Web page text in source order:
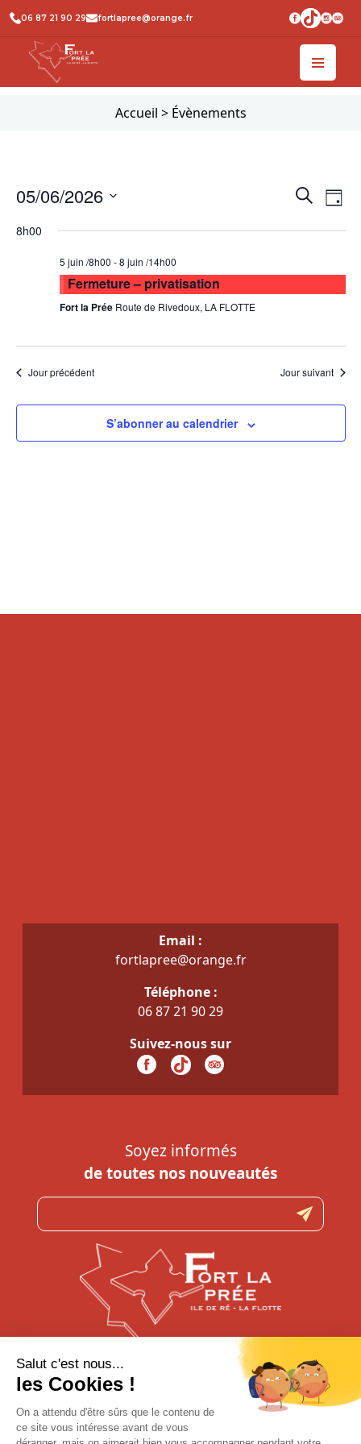
06 87 21 90 29 fortlapree@orange.fr
Accueil > Évènements
de
vues
Recherche
Jour
05/06/2026
une
8h00
5 juin /8h00 -8 juin /14h00
Fermeture – privatisation
Fort la Prée Route de Rivedoux, LA FLOTTE
Jour précédent Jour suivant
S’abonner au calendrier
Email :
fortlapree@orange.fr
Téléphone :
06 87 21 90 29
Suivez-nous sur
Soyez informés
de toutes nos nouveautés
N’hésitez pas à nous contacter
pour toute question